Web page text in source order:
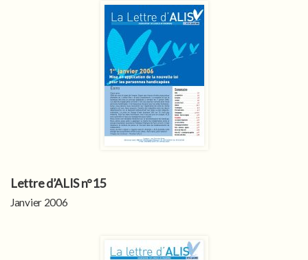
Lettre d’ALIS n°15
Janvier 2006